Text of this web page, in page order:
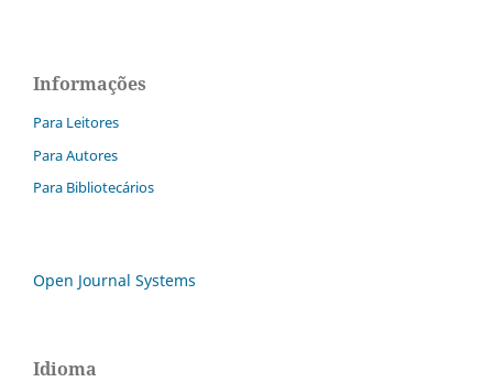
Informações
Para Leitores
Para Autores
Para Bibliotecários
Open Journal Systems
Idioma